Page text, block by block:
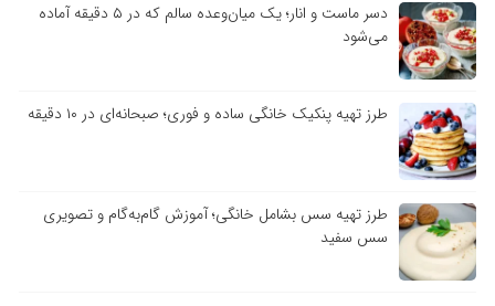
دسر ماست و انار؛ یک میان‌وعده سالم که در ۵ دقیقه آماده
می‌شود
طرز تهیه پنکیک خانگی ساده و فوری؛ صبحانه‌ای در ۱۰ دقیقه
طرز تهیه سس بشامل خانگی؛ آموزش گام‌به‌گام و تصویری
سس سفید